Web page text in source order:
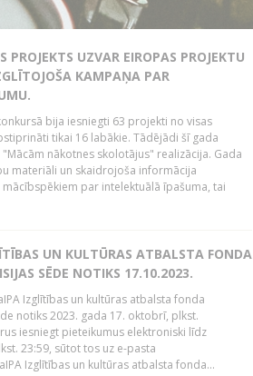
PROJEKTS UZVAR EIROPAS PROJEKTU
KAMPAŅA PAR
bija iesniegti 63 projekti no visas
tikai 16 labākie. Tādējādi šī gada
nākotnes skolotājus" realizācija. Gada
materiāli un skaidrojoša informācija
par intelektuālā īpašuma, tai
UN KULTŪRAS ATBALSTA FONDA
SĒDE NOTIKS 17.10.2023.
Izglītības un kultūras atbalsta fonda
notiks 2023. gada 17. oktobrī, plkst.
iesniegt pieteikumus elektroniski līdz
23:59, sūtot tos uz e-pasta
Izglītības un kultūras atbalsta fonda...